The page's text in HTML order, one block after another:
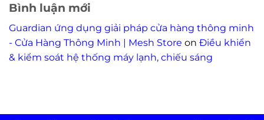
Bình luận mới
Guardian ứng dụng giải pháp cửa hàng thông minh
- Cửa Hàng Thông Minh | Mesh Store on Điều khiển
& kiểm soát hệ thống máy lạnh, chiếu sáng